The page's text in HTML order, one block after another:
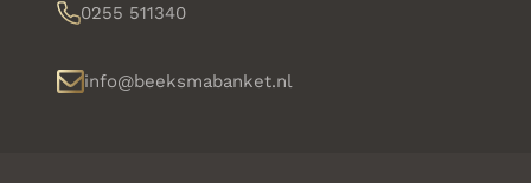
0255 511340
info@beeksmabanket.nl